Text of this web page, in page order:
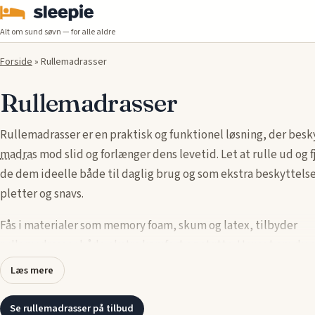
Alt om sund søvn — for alle aldre
Forside» Rullemadrasser
Rullemadrasser
Rullemadrasser er en praktisk og funktionel løsning, der
madras mod slid og forlænger dens levetid. Let at rulle ud og
de dem ideelle både til daglig brug og som ekstra
pletter og snavs.
Fås i materialer som memory foam, skum og latex, tilbyder
beskytte din madras mod slid eller skabe en blødere og mere
overflade, kan du finde den perfekte rullemadras, der opfylder
behov.
Læs mere
Se rullemadrasser på tilbud